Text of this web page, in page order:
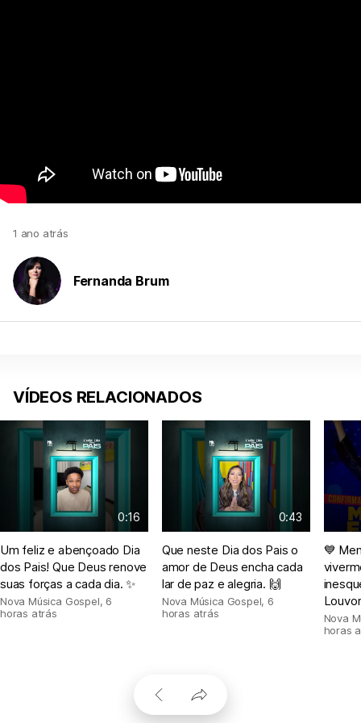
1 ano atrás
Fernanda Brum
VÍDEOS RELACIONADOS
0:16
Um feliz e abençoado Dia
dos Pais! Que Deus renove
suas forças a cada dia. ✨
Nova Música Gospel, 6
horas atrás
0:43
Que neste Dia dos Pais o
amor de Deus encha cada
lar de paz e alegria. 🙌
Nova Música Gospel, 6
horas atrás
💙
Nova
horas